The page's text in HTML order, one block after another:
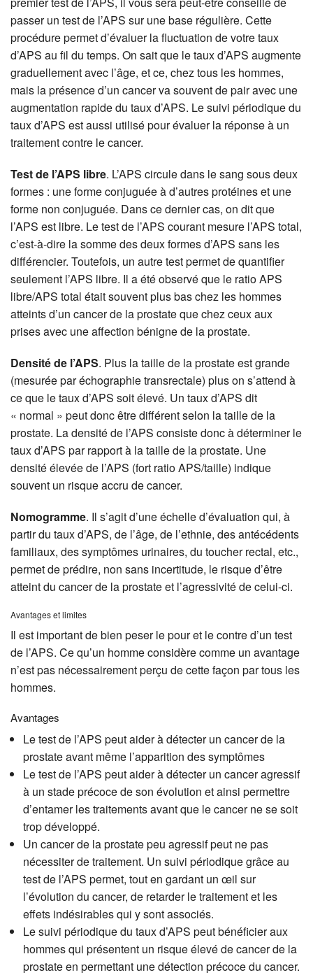
passer un test de l’APS sur une base régulière. Cette
procédure permet d’évaluer la fluctuation de votre taux
d’APS au fil du temps. On sait que le taux d’APS augmente
graduellement avec l’âge, et ce, chez tous les hommes,
mais la présence d’un cancer va souvent de pair avec une
augmentation rapide du taux d’APS. Le suivi périodique du
taux d’APS est aussi utilisé pour évaluer la réponse à un
traitement contre le cancer.
Test de l’APS libre. L’APS circule dans le sang sous deux
formes : une forme conjuguée à d’autres protéines et une
forme non conjuguée. Dans ce dernier cas, on dit que
l’APS est libre. Le test de l’APS courant mesure l’APS total,
c’est-à-dire la somme des deux formes d’APS sans les
différencier. Toutefois, un autre test permet de quantifier
seulement l’APS libre. Il a été observé que le ratio APS
libre/APS total était souvent plus bas chez les hommes
atteints d’un cancer de la prostate que chez ceux aux
prises avec une affection bénigne de la prostate.
Densité de l’APS. Plus la taille de la prostate est grande
(mesurée par échographie transrectale) plus on s’attend à
ce que le taux d’APS soit élevé. Un taux d’APS dit
« normal » peut donc être différent selon la taille de la
prostate. La densité de l’APS consiste donc à déterminer le
taux d’APS par rapport à la taille de la prostate. Une
densité élevée de l’APS (fort ratio APS/taille) indique
souvent un risque accru de cancer.
Nomogramme. Il s’agit d’une échelle d’évaluation qui, à
partir du taux d’APS, de l’âge, de l’ethnie, des antécédents
familiaux, des symptômes urinaires, du toucher rectal, etc.,
permet de prédire, non sans incertitude, le risque d’être
atteint du cancer de la prostate et l’agressivité de celui-ci.
Avantages et limites
Il est important de bien peser le pour et le contre d’un test
de l’APS. Ce qu’un homme considère comme un avantage
n’est pas nécessairement perçu de cette façon par tous les
hommes.
Avantages
Le test de l’APS peut aider à détecter un cancer de la
prostate avant même l’apparition des symptômes
Le test de l’APS peut aider à détecter un cancer agressif
à un stade précoce de son évolution et ainsi permettre
d’entamer les traitements avant que le cancer ne se soit
trop développé.
Un cancer de la prostate peu agressif peut ne pas
nécessiter de traitement. Un suivi périodique grâce au
test de l’APS permet, tout en gardant un œil sur
l’évolution du cancer, de retarder le traitement et les
effets indésirables qui y sont associés.
Le suivi périodique du taux d’APS peut bénéficier aux
hommes qui présentent un risque élevé de cancer de la
prostate en permettant une détection précoce du cancer.